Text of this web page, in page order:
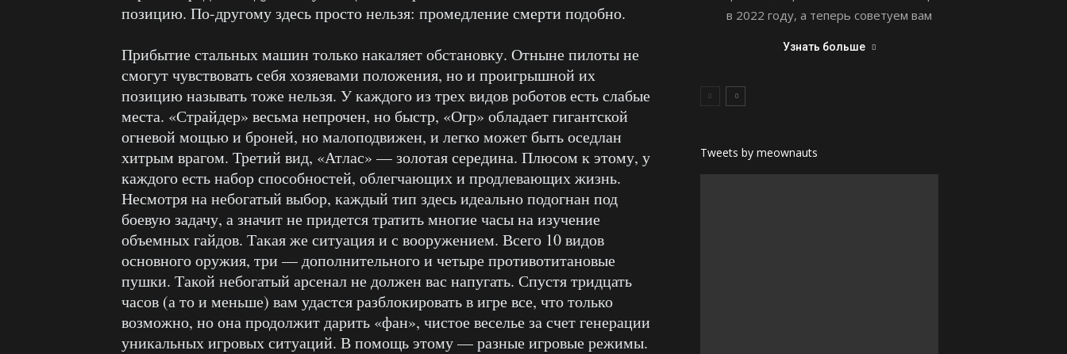
позицию. По-другому здесь просто нельзя: промедление смерти подобно.
Прибытие стальных машин только накаляет обстановку. Отныне пилоты не
смогут чувствовать себя хозяевами положения, но и проигрышной их
позицию называть тоже нельзя. У каждого из трех видов роботов есть слабые
места. «Страйдер» весьма непрочен, но быстр, «Огр» обладает гигантской
огневой мощью и броней, но малоподвижен, и легко может быть оседлан
хитрым врагом. Третий вид, «Атлас» — золотая середина. Плюсом к этому, у
каждого есть набор способностей, облегчающих и продлевающих жизнь.
Несмотря на небогатый выбор, каждый тип здесь идеально подогнан под
боевую задачу, а значит не придется тратить многие часы на изучение
объемных гайдов. Такая же ситуация и с вооружением. Всего 10 видов
основного оружия, три — дополнительного и четыре противотитановые
пушки. Такой небогатый арсенал не должен вас напугать. Спустя тридцать
часов (а то и меньше) вам удастся разблокировать в игре все, что только
возможно, но она продолжит дарить «фан», чистое веселье за счет генерации
уникальных игровых ситуаций. В помощь этому — разные игровые режимы.
в 2022 году, а теперь советуем вам
Узнать больше
Tweets by meownauts